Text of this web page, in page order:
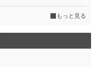
もっと見る